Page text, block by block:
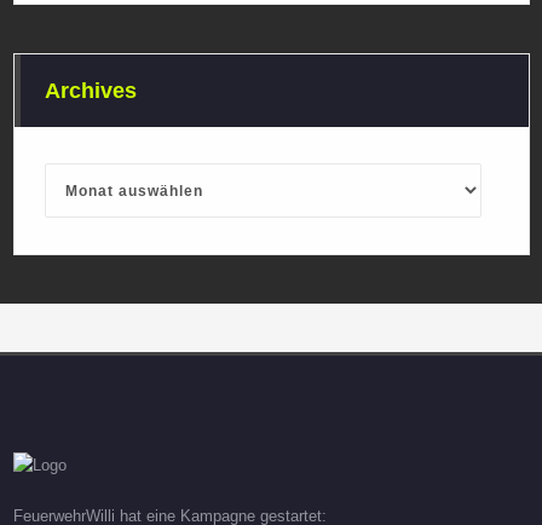
Archives
FeuerwehrWilli hat eine Kampagne gestartet: